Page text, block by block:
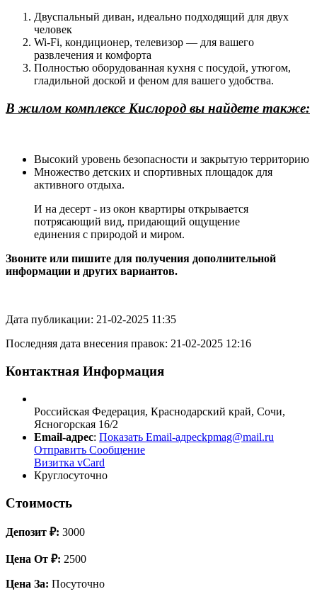
Двуспальный диван, идеально подходящий для двух
человек
Wi-Fi, кондиционер, телевизор — для вашего
развлечения и комфорта
Полностью оборудованная кухня с посудой, утюгом,
гладильной доской и феном для вашего удобства.
В жилом комплексе Кислород вы найдете также:
Высокий уровень безопасности и закрытую территорию
Множество детских и спортивных площадок для
активного отдыха.
И на десерт - из окон квартиры открывается
потрясающий вид, придающий ощущение
единения с природой и миром.
Звоните или пишите для получения дополнительной
информации и других вариантов.
Дата публикации: 21-02-2025 11:35
Последняя дата внесения правок: 21-02-2025 12:16
Контактная Информация
Российская Федерация, Краснодарский край, Сочи,
Ясногорская 16/2
Email-адрес: Показать Email-адресkpmag@mail.ru
Отправить Сообщение
Визитка vCard
Круглосуточно
Стоимость
Депозит ₽: 3000
Цена От ₽: 2500
Цена За: Посуточно